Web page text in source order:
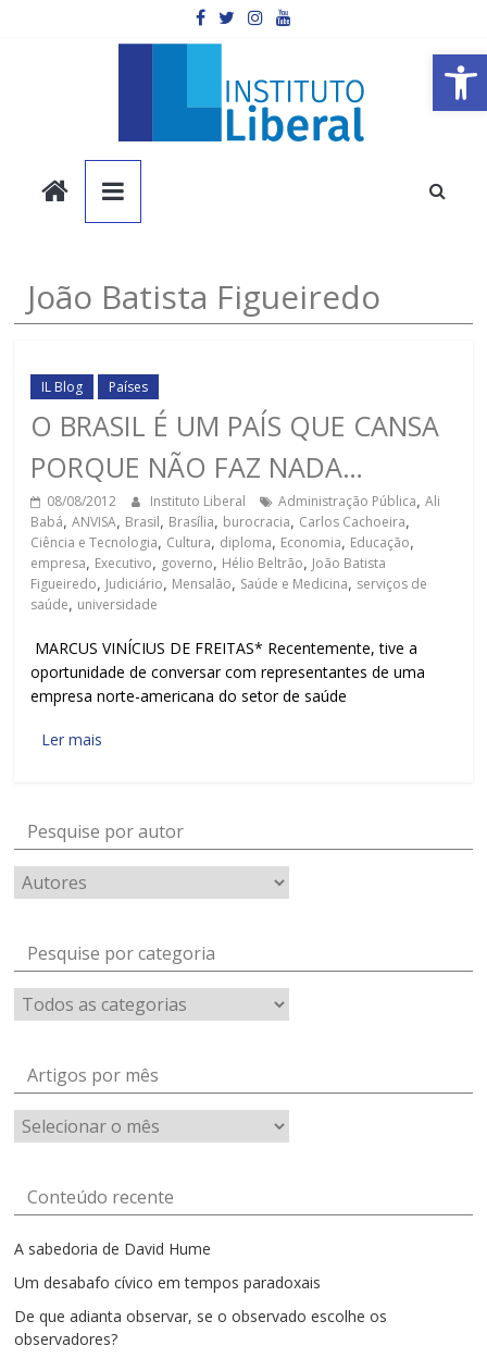
Barra de Ferramentas Aberta
Instituto
Liberal
Você
é
mais
importante
da
sociedade.
João Batista Figueiredo
IL Blog Países
O BRASIL É UM PAÍS QUE CANSA
PORQUE NÃO FAZ NADA…
08/08/2012 Instituto Liberal Administração Pública,Ali
Babá,ANVISA, Brasil, Brasília, burocracia, Carlos Cachoeira,
Ciência e Tecnologia, Cultura, diploma, Economia, Educação,
empresa, Executivo, governo, Hélio Beltrão, João Batista
Figueiredo, Judiciário, Mensalão, Saúde e Medicina, serviços de
saúde, universidade
MARCUS VINÍCIUS DE FREITAS* Recentemente, tive a
oportunidade de conversar com representantes de uma
empresa norte-americana do setor de saúde
Ler mais
Pesquise por autor
Pesquise por categoria
Artigos por mês
Artigos
por
Conteúdo recente
A sabedoria de David Hume
Um desabafo cívico em tempos paradoxais
De que adianta observar, se o observado escolhe os
observadores?